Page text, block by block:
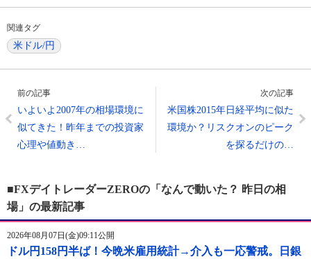
関連タグ
米ドル/円
前の記事
いよいよ2007年の相場環境に
似てきた！昨年までの投資家
心理や値動き…
次の記事
米国株2015年日経平均に似た
環境か？リスクオンのピーク
を探るだけの…
■FXデイトレーダーZEROの「なんで動いた？ 昨日の相
場」の最新記事
2026年08月07日(金)09:11公開
ドル円158円半ば！今晩米雇用統計→介入も一応警戒。日銀